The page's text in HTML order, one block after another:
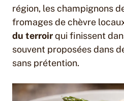
région, les champignons
fromages de chèvre
du terroirqui finissent
souvent proposées dans
sans prétention.